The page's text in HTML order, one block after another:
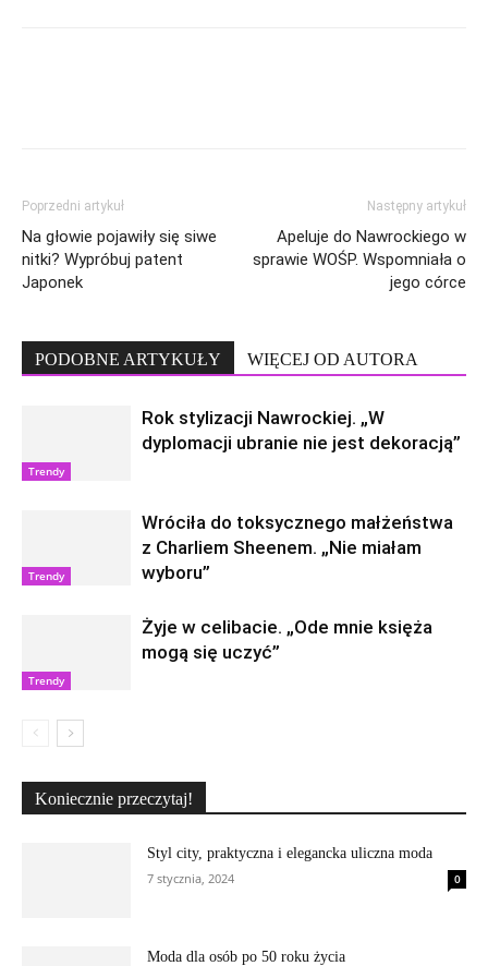
Poprzedni artykuł
Na głowie pojawiły się siwe
nitki? Wypróbuj patent
Japonek
Następny artykuł
Apeluje do Nawrockiego w
sprawie WOŚP. Wspomniała o
jego córce
PODOBNE ARTYKUŁY WIĘCEJ OD AUTORA
Trendy
Rok stylizacji Nawrockiej. „W
dyplomacji ubranie nie jest dekoracją”
Trendy
Wróciła do toksycznego małżeństwa
z Charliem Sheenem. „Nie miałam
wyboru”
Trendy
Żyje w celibacie. „Ode mnie księża
mogą się uczyć”
Koniecznie przeczytaj!
Styl city, praktyczna i elegancka uliczna moda
7 stycznia, 2024
0
Moda dla osób po 50 roku życia